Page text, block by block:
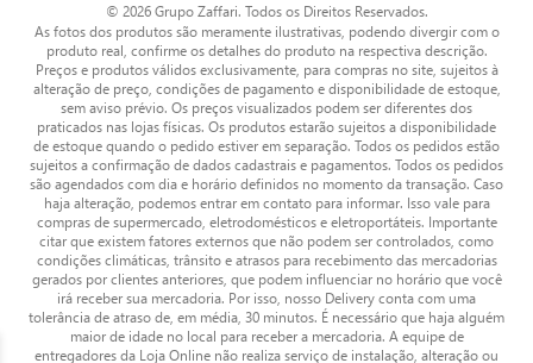
© 2026 Grupo Zaffari. Todos os Direitos Reservados.
As fotos dos produtos são meramente ilustrativas, podendo divergir com o
produto real, confirme os detalhes do produto na respectiva descrição.
Preços e produtos válidos exclusivamente, para compras no site, sujeitos à
alteração de preço, condições de pagamento e disponibilidade de estoque,
sem aviso prévio. Os preços visualizados podem ser diferentes dos
praticados nas lojas físicas. Os produtos estarão sujeitos a disponibilidade
de estoque quando o pedido estiver em separação. Todos os pedidos estão
sujeitos a confirmação de dados cadastrais e pagamentos. Todos os pedidos
são agendados com dia e horário definidos no momento da transação. Caso
haja alteração, podemos entrar em contato para informar. Isso vale para
compras de supermercado, eletrodomésticos e eletroportáteis. Importante
citar que existem fatores externos que não podem ser controlados, como
condições climáticas, trânsito e atrasos para recebimento das mercadorias
gerados por clientes anteriores, que podem influenciar no horário que você
irá receber sua mercadoria. Por isso, nosso Delivery conta com uma
tolerância de atraso de, em média, 30 minutos. É necessário que haja alguém
maior de idade no local para receber a mercadoria. A equipe de
entregadores da Loja Online não realiza serviço de instalação, alteração ou